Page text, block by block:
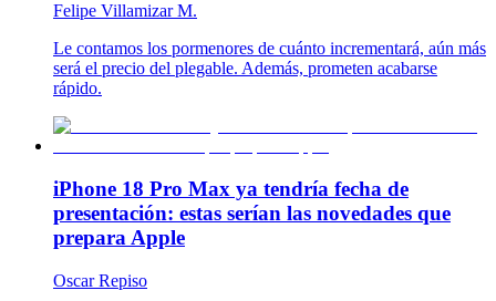
Felipe Villamizar M.
Le contamos los pormenores de cuánto incrementará, aún más
será el precio del plegable. Además, prometen acabarse
rápido.
iPhone 18 Pro Max ya tendría fecha de
presentación: estas serían las novedades que
prepara Apple
Oscar Repiso